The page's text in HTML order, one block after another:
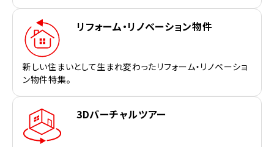
リフォーム・リノベーション物件
新しい住まいとして生まれ変わったリフォーム・リノベーショ
ン物件特集。
3Dバーチャルツアー